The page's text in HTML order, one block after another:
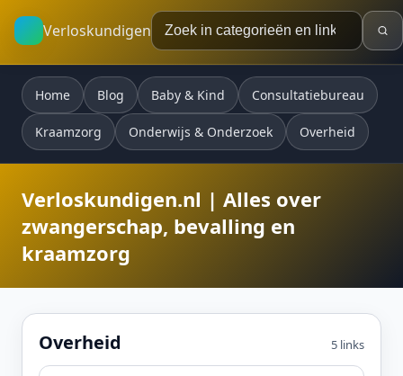
Verloskundigen
Home Blog Baby & Kind Consultatiebureau
Kraamzorg Onderwijs & Onderzoek Overheid
Verloskundigen.nl | Alles over
zwangerschap, bevalling en
kraamzorg
Overheid 5 links